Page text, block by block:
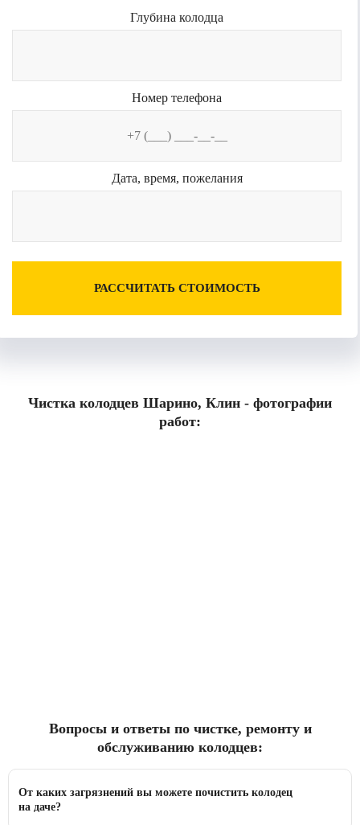
Глубина колодца
Номер телефона
Дата, время, пожелания
РАССЧИТАТЬ СТОИМОСТЬ
Чистка колодцев Шарино, Клин - фотографии
работ:
Вопросы и ответы по чистке, ремонту и
обслуживанию колодцев:
От каких загрязнений вы можете почистить колодец
на даче?